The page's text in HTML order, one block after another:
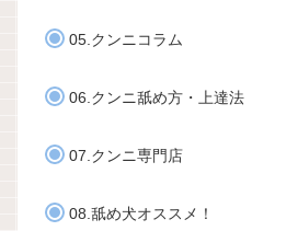
05.クンニコラム
06.クンニ舐め方・上達法
07.クンニ専門店
08.舐め犬オススメ！